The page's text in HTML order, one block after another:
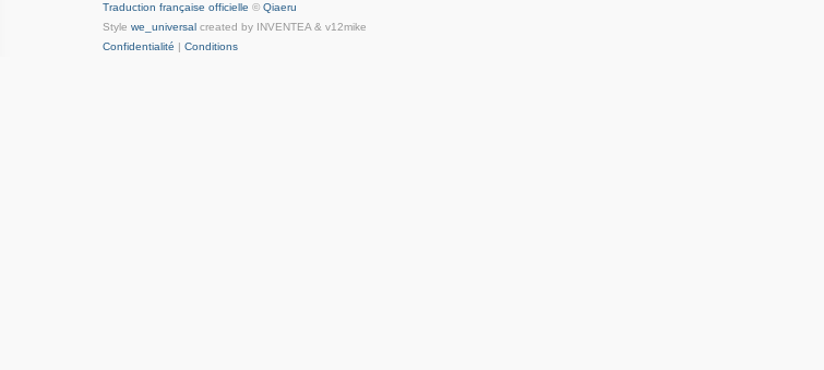
Traduction française officielle © Qiaeru
Style we_universal created by INVENTEA & v12mike
Confidentialité | Conditions